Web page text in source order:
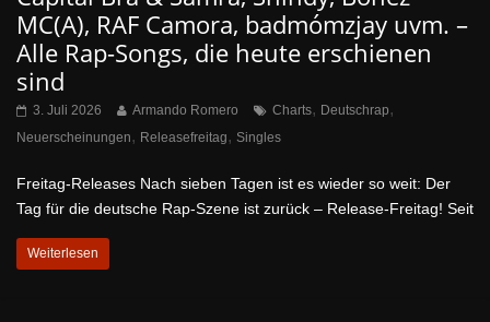
MC(A), RAF Camora, badmómzjay uvm. –
Alle Rap-Songs, die heute erschienen
sind
3. Juli 2026 Armando Romero Charts, Deutschrap,
Neuerscheinungen, Releasefreitag, Singles
Freitag-Releases Nach sieben Tagen ist es wieder so weit: Der
Tag für die deutsche Rap-Szene ist zurück – Release-Freitag! Seit
Weiterlesen